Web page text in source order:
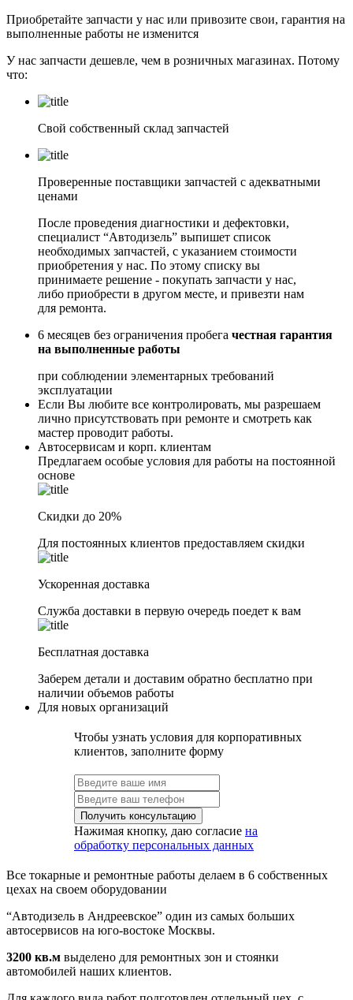
Приобретайте запчасти у нас или привозите свои, гарантия на
выполненные работы не изменится
У нас запчасти дешевле, чем в розничных магазинах. Потому
что:
Свой собственный склад запчастей
Проверенные поставщики запчастей с адекватными
ценами
После проведения диагностики и дефектовки,
специалист “Автодизель” выпишет список
необходимых запчастей, с указанием стоимости
приобретения у нас. По этому списку вы
принимаете решение - покупать запчасти у нас,
либо приобрести в другом месте, и привезти нам
для ремонта.
6 месяцев без ограничения пробега честная гарантия
на выполненные работы
при соблюдении элементарных требований
эксплуатации
Если Вы любите все контролировать, мы разрешаем
лично присутствовать при ремонте и смотреть как
мастер проводит работы.
Автосервисам и корп. клиентам
Предлагаем особые условия для работы на постоянной
основе
Скидки до 20%
Для постоянных клиентов предоставляем скидки
Ускоренная доставка
Служба доставки в первую очередь поедет к вам
Бесплатная доставка
Заберем детали и доставим обратно бесплатно при
наличии объемов работы
Для новых организаций
Чтобы узнать условия для корпоративных
клиентов, заполните форму
Нажимая кнопку, даю согласие на
обработку персональных данных
Все токарные и ремонтные работы делаем в 6 собственных
цехах на своем оборудовании
“Автодизель в Андреевское” один из самых больших
автосервисов на юго-востоке Москвы.
3200 кв.м выделено для ремонтных зон и стоянки
автомобилей наших клиентов.